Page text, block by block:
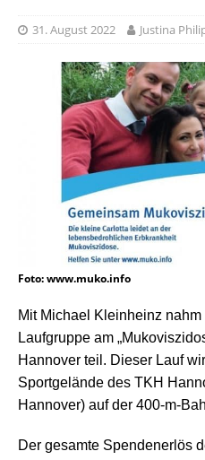
31. August 2022 Justina
Foto: www.muko.info
Mit Michael Kleinheinz nahm
Laufgruppe am
Hannover teil. Dieser Lauf
Sportgelände des TKH
Hannover) auf der 400-m-
Der gesamte Spendenerlös